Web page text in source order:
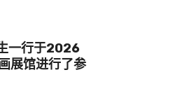
一行于2026
展馆进行了参